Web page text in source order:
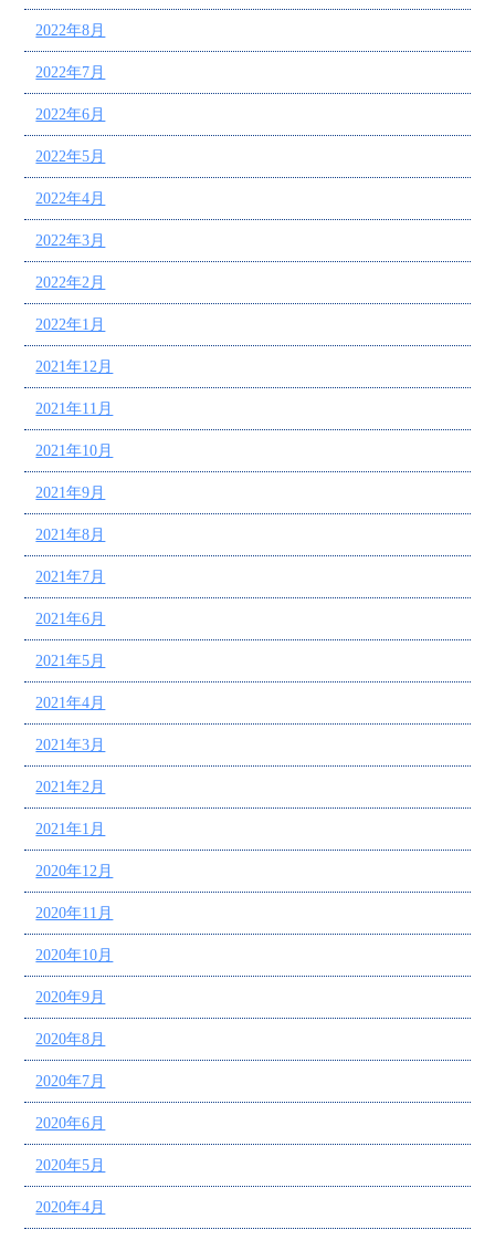
2022年8月
2022年7月
2022年6月
2022年5月
2022年4月
2022年3月
2022年2月
2022年1月
2021年12月
2021年11月
2021年10月
2021年9月
2021年8月
2021年7月
2021年6月
2021年5月
2021年4月
2021年3月
2021年2月
2021年1月
2020年12月
2020年11月
2020年10月
2020年9月
2020年8月
2020年7月
2020年6月
2020年5月
2020年4月